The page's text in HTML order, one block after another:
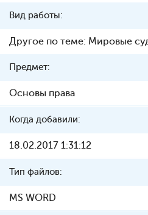
Вид работы:
Другое по теме: Мировые
Предмет:
Основы права
Когда добавили:
18.02.2017 1:31:12
Тип файлов:
MS WORD